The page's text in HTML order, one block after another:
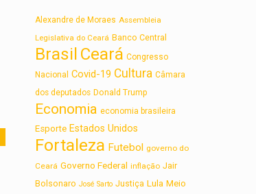
Alexandre de Moraes Assembleia
Legislativa do Ceará Banco Central
Brasil Ceará Congresso
Nacional
Covid-19 Cultura Câmara
dos deputados Donald Trump
Economia economia brasileira
Esporte Estados Unidos
Fortaleza Futebol governo do
Ceará Governo Federal inflação Jair
Bolsonaro José Sarto Justiça Lula Meio